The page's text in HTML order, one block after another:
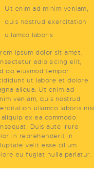
Ut enim ad minim veniam,
quis nostrud exercitation
ullamco laboris
ipsum dolor sit amet,
adipisicing elit,
do eiusmod tempor
ut labore et dolore
aliqua. Ut enim ad
veniam, quis nostrud
ullamco laboris nisi
ex ea commodo
Duis aute irure
in reprehenderit in
velit esse cillum
eu fugiat nulla pariatur.